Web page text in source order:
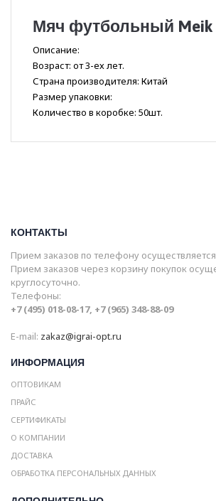
Мяч футбольный Meik
Описание:
Возраст: от 3-ех лет.
Страна производителя: Китай
Размер упаковки:
Количество в коробке: 50шт.
КОНТАКТЫ
Прием заказов по телефону
Прием заказов через корзину покупок
круглосуточно.
Телефоны:
+7 (495) 018-08-17, +7 (965) 348-88-09
E-mail: zakaz@igrai-opt.ru
ИНФОРМАЦИЯ
ОПТОВИКАМ
ПРАЙС
СЕРТИФИКАТЫ
О КОМПАНИИ
ДОСТАВКА
ОБРАБОТКА ПЕРСОНАЛЬНЫХ ДАННЫХ